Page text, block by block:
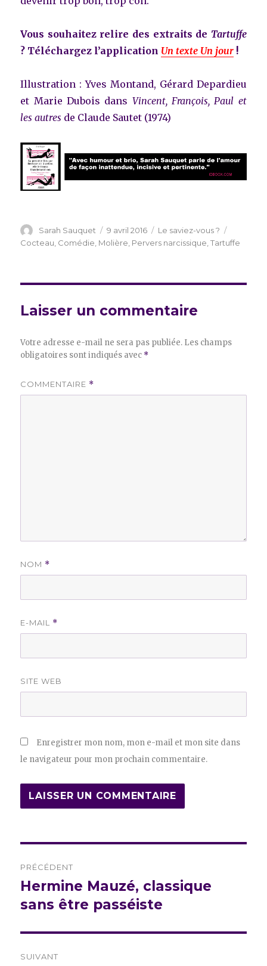
Vous souhaitez relire des extraits de Tartuffe
? Téléchargez l’application Un texte Un jour !
Illustration : Yves Montand, Gérard Depardieu
et Marie Dubois dans Vincent, François, Paul et
les autres de Claude Sautet (1974)
Auteur
Sarah Sauquet
Publié
le
9 avril 2016 Catégories
Le saviez-vous ?
Cocteau Comédie Molière Pervers narcissique ,Tartuffe
Laisser un commentaire
Votre adresse e-mail ne sera pas publiée. Les champs
obligatoires sont indiqués avec *
COMMENTAIRE *
NOM *
E-MAIL *
SITE WEB
Enregistrer mon nom, mon e-mail et mon site dans
le navigateur pour mon prochain commentaire.
de
l’article
PRÉCÉDENT
Publication
précédente :
Hermine Mauzé, classique
sans être passéiste
SUIVANT